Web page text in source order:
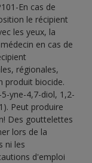
En cas de
le récipient
les yeux, la
en cas de
régionales,
produit biocide.
yne-4,7-diol, 1,2-
Peut produire
Des gouttelettes
lors de la
ni les
d'emploi